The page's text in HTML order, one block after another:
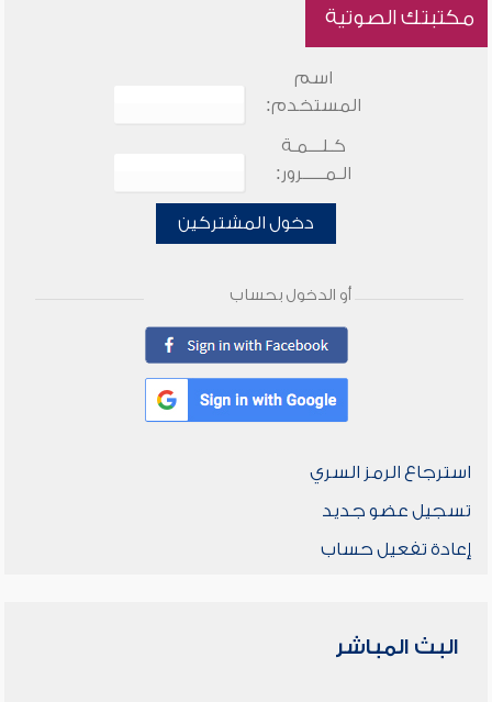
مكتبتك الصوتية
اسم
المستخدم:
كـلـــمـة
الـمـــــرور:
دخول المشتركين
أو الدخول بحساب
استرجاع الرمز السري
تسجيل عضو جديد
إعادة تفعيل حساب
البث المباشر